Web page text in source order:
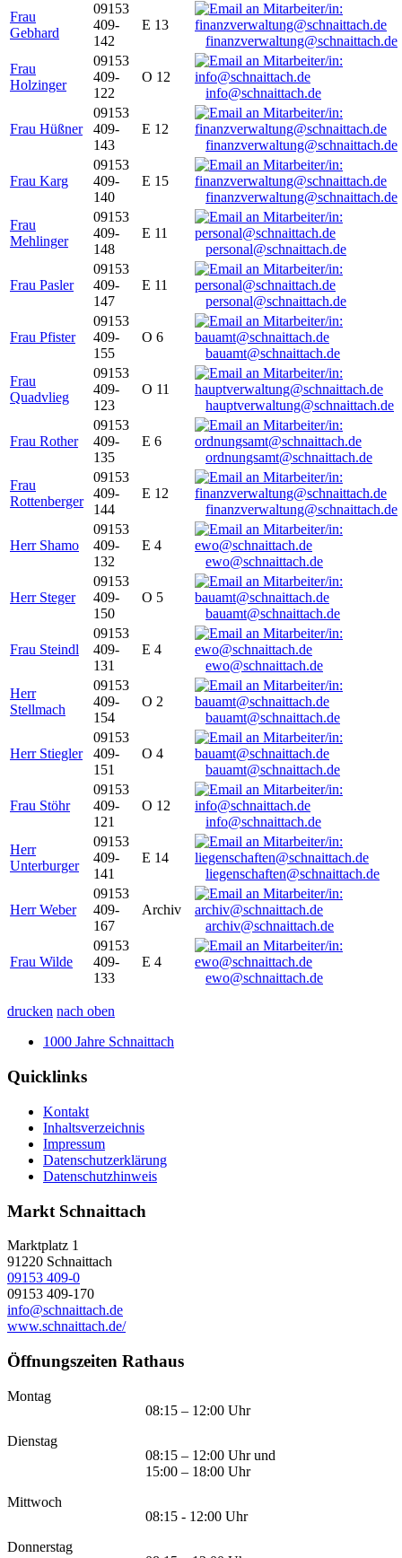
Frau
Gebhard
09153
409-
142
E 13
finanzverwaltung@schnaittach.de
Frau
Holzinger
09153
409-
122
O 12
info@schnaittach.de
Frau Hüßner
09153
409-
143
E 12
finanzverwaltung@schnaittach.de
Frau Karg
09153
409-
140
E 15
finanzverwaltung@schnaittach.de
Frau
Mehlinger
09153
409-
148
E 11
personal@schnaittach.de
Frau Pasler
09153
409-
147
E 11
personal@schnaittach.de
Frau Pfister
09153
409-
155
O 6
bauamt@schnaittach.de
Frau
Quadvlieg
09153
409-
123
O 11
hauptverwaltung@schnaittach.de
Frau Rother
09153
409-
135
E 6
ordnungsamt@schnaittach.de
Frau
Rottenberger
09153
409-
144
E 12
finanzverwaltung@schnaittach.de
Herr Shamo
09153
409-
132
E 4
ewo@schnaittach.de
Herr Steger
09153
409-
150
O 5
bauamt@schnaittach.de
Frau Steindl
09153
409-
131
E 4
ewo@schnaittach.de
Herr
Stellmach
09153
409-
154
O 2
bauamt@schnaittach.de
Herr Stiegler
09153
409-
151
O 4
bauamt@schnaittach.de
Frau Stöhr
09153
409-
121
O 12
info@schnaittach.de
Herr
Unterburger
09153
409-
141
E 14
liegenschaften@schnaittach.de
Herr Weber
09153
409-
167
Archiv
archiv@schnaittach.de
Frau Wilde
09153
409-
133
E 4
ewo@schnaittach.de
drucken nach oben
1000 Jahre Schnaittach
Quicklinks
Kontakt
Inhaltsverzeichnis
Impressum
Datenschutzerklärung
Datenschutzhinweis
Markt Schnaittach
Marktplatz 1
91220 Schnaittach
09153 409-0
09153 409-170
info@schnaittach.de
www.schnaittach.de/
Öffnungszeiten Rathaus
Montag
08:15 – 12:00 Uhr
Dienstag
08:15 – 12:00 Uhr und
15:00 – 18:00 Uhr
Mittwoch
08:15 - 12:00 Uhr
Donnerstag